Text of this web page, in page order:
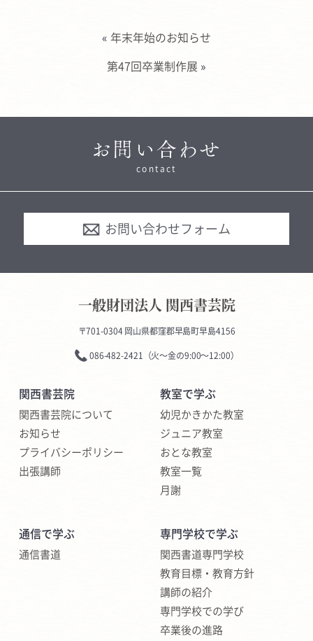
« 年末年始のお知らせ
第47回卒業制作展 »
contact
お問い合わせフォーム
一般財団法人 関西書芸院
〒701-0304 岡山県都窪郡早島町早島4156
086-482-2421（火〜金の9:00〜12:00）
関西書芸院
関西書芸院について
お知らせ
プライバシーポリシー
出張講師
教室で学ぶ
幼児かきかた教室
ジュニア教室
おとな教室
教室一覧
月謝
通信で学ぶ
通信書道
専門学校で学ぶ
関西書道専門学校
教育目標・教育方針
講師の紹介
専門学校での学び
卒業後の進路